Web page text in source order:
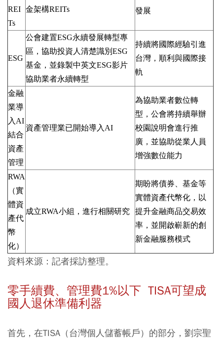
REI
Ts
金架構REITs
發展
ESG
公會建置ESG永續發展轉型專
區，協助投資人清楚識別 ESG
基金，並錄製中英文ESG影片
協助業者永續轉型
持續將國際經驗引進
台灣，順利與國際接
軌
金融
業導
入 AI
結合
資產
管理
資產管理業已開始導入 AI
為協助業者數位轉
型，公會將持續舉辦
校園說明會進行推
廣，並協助從業人員
增強數位能力
RWA
（實
體資
產代
幣
化）
成立RWA小組，進行相關研究
期盼將債券、基金等
實體資產代幣化，以
提升金融商品交易效
率，並開啟嶄新的創
新金融服務模式
資料來源：記者採訪整理。
零手續費、管理費1%以下 TISA可望成
國人退休準備利器
首先，在TISA（台灣個人儲蓄帳戶）的部分，劉宗聖